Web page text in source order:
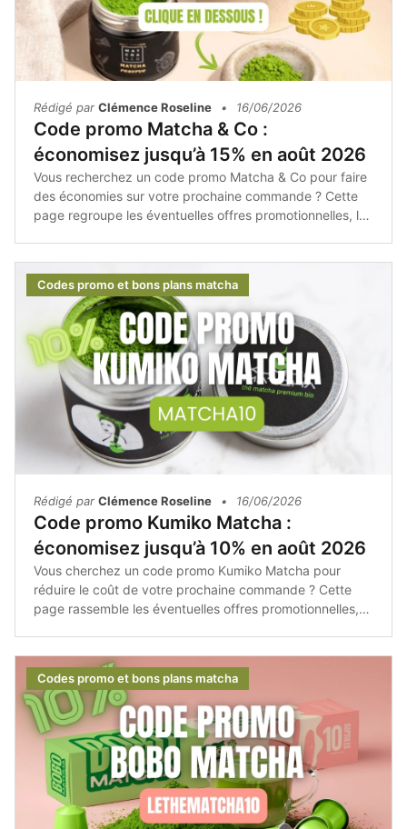
Rédigé par Clémence Roseline • 16/06/2026
Code promo Matcha & Co :
économisez jusqu’à 15% en août 2026
Vous recherchez un code promo Matcha & Co pour faire
des économies sur votre prochaine commande ? Cette
page regroupe les éventuelles offres promotionnelles, les
votre achat, pensez à consulter les réductions
disponibles afin d'obtenir votre matcha ou vos
accessoires à un prix plus avantageux.
Codes promo et bons plans matcha
Rédigé par Clémence Roseline • 16/06/2026
Code promo Kumiko Matcha :
économisez jusqu’à 10% en août 2026
Vous cherchez un code promo Kumiko Matcha pour
réduire le coût de votre prochaine commande ? Cette
page rassemble les éventuelles offres promotionnelles,
amateur de matcha traditionnel, de latte ou de recettes
gourmandes, il est toujours intéressant de vérifier les
promotions disponibles avant de valider votre panier.
Codes promo et bons plans matcha